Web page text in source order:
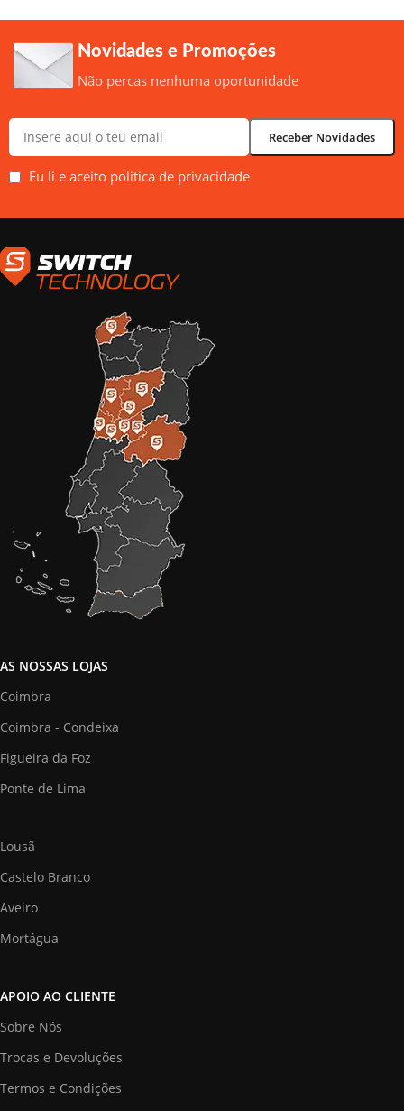
Novidades e Promoções
Não percas nenhuma oportunidade
Eu li e aceito politica de privacidade
AS NOSSAS LOJAS
Coimbra
Coimbra - Condeixa
Figueira da Foz
Ponte de Lima
Lousã
Castelo Branco
Aveiro
Mortágua
APOIO AO CLIENTE
Sobre Nós
Trocas e Devoluções
Termos e Condições